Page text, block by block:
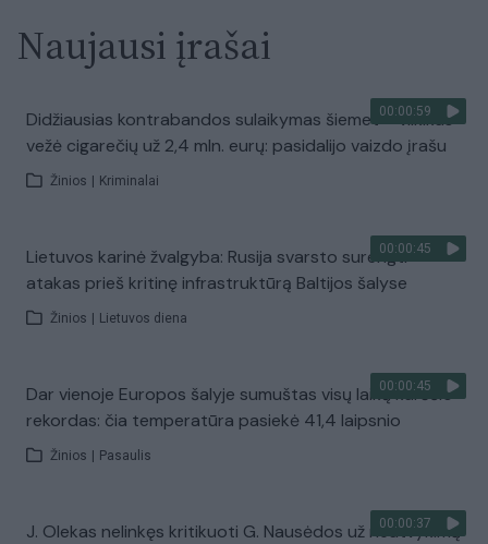
Naujausi įrašai
00:00:59
Didžiausias kontrabandos sulaikymas šiemet – vilkikas
vežė cigarečių už 2,4 mln. eurų: pasidalijo vaizdo įrašu
Žinios Kriminalai
00:00:45
Lietuvos karinė žvalgyba: Rusija svarsto surengti
atakas prieš kritinę infrastruktūrą Baltijos šalyse
Žinios Lietuvos diena
00:00:45
Dar vienoje Europos šalyje sumuštas visų laikų karščio
rekordas: čia temperatūra pasiekė 41,4 laipsnio
Žinios Pasaulis
00:00:37
J. Olekas nelinkęs kritikuoti G. Nausėdos už neatvykimą